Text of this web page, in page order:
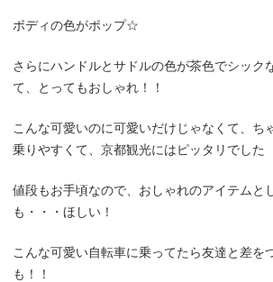
ボディの色がポップ☆
さらにハンドルとサドルの色が茶色でシック
て、とってもおしゃれ！！
こんな可愛いのに可愛いだけじゃなくて、ち
乗りやすくて、京都観光にはピッタリでした
値段もお手頃なので、おしゃれのアイテムと
も・・・ほしい！
こんな可愛い自転車に乗ってたら友達と差を
も！！